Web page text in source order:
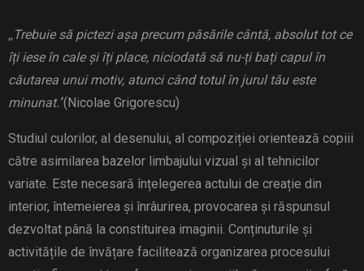
,,Trebuie să pictezi așa precum păsările cântă, absolut tot ce
îți iese în cale și îți place, niciodată să nu-ți bați capul în
căutarea unui motiv, atunci când totul în jurul tău este
minunat.’‘(Nicolae Grigorescu)
Studiul culorilor, al desenului, al compoziției orientează copiii
către asimilarea bazelor limbajului vizual și al tehnicilor
variate. Este necesară înțelegerea actului de creație din
interior, întemeierea și înrâurirea, provocarea și răspunsul
dezvoltat până la constituirea imaginii. Conținuturile și
activitățile de învățare facilitează organizarea procesului